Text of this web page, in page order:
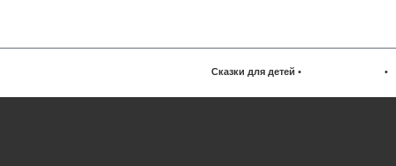
Сказки для детей • •